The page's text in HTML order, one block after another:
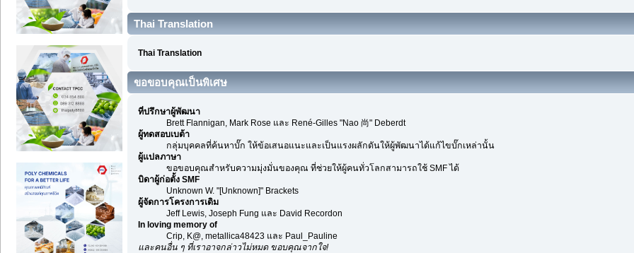
Thai Translation
Thai Translation
ขอขอบคุณเป็นพิเศษ
ที่ปรึกษาผู้พัฒนา
Brett Flannigan, Mark Rose และ René-Gilles "Nao 尚" Deberdt
ผู้ทดสอบเบต้า
กลุ่มบุคคลที่ค้นหาบั๊ก ให้ข้อเสนอแนะและเป็นแรงผลักดันให้ผู้พัฒนาได้แก้ไขบั๊กเหล่านั้น
ผู้แปลภาษา
ขอขอบคุณสำหรับความมุ่งมั่นของคุณ ที่ช่วยให้ผู้คนทั่วโลกสามารถใช้ SMF ได้
บิดาผู้ก่อตั้ง SMF
Unknown W. "[Unknown]" Brackets
ผู้จัดการโครงการเดิม
Jeff Lewis, Joseph Fung และ David Recordon
In loving memory of
Crip, K@, metallica48423 และ Paul_Pauline
และคนอื่น ๆ ที่เราอาจกล่าวไม่หมด ขอบคุณจากใจ!